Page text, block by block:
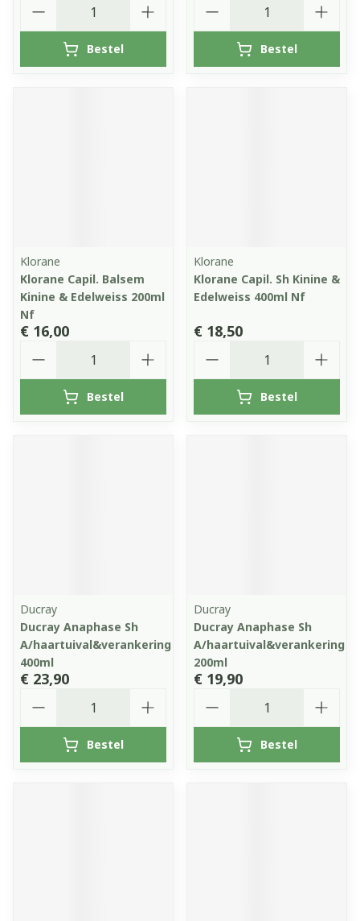
Bestel Bestel
Klorane
Klorane Capil. Balsem
Kinine & Edelweiss 200ml
Nf
€ 16,00
Bestel
Klorane
Klorane Capil. Sh Kinine &
Edelweiss 400ml Nf
€ 18,50
Bestel
Ducray
Ducray Anaphase Sh
A/haartuival&verankering
400ml
€ 23,90
Bestel
Ducray
Ducray Anaphase Sh
A/haartuival&verankering
200ml
€ 19,90
Bestel